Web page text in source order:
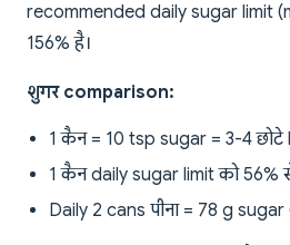
recommended daily sugar limit
156% है।
शुगर comparison:
1 कैन = 10 tsp sugar = 3-4
1 कैन daily sugar limit को 56%
Daily 2 cans पीना = 78 g